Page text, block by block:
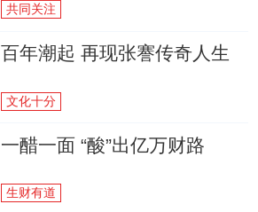
共同关注
百年潮起 再现张謇传奇人生
文化十分
一醋一面 “酸”出亿万财路
生财有道